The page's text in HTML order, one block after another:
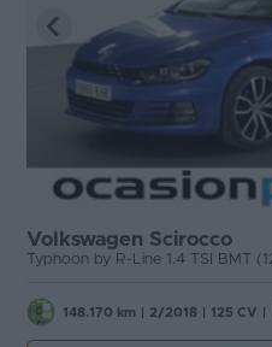
Volkswagen Scirocco
148.170 km 2/2018 125 CV